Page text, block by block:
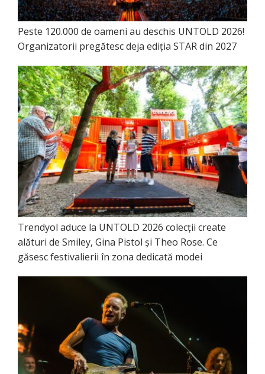
Peste 120.000 de oameni au deschis UNTOLD 2026!
Organizatorii pregătesc deja ediția STAR din 2027
Trendyol aduce la UNTOLD 2026 colecții create
alături de Smiley, Gina Pistol și Theo Rose. Ce
găsesc festivalierii în zona dedicată modei